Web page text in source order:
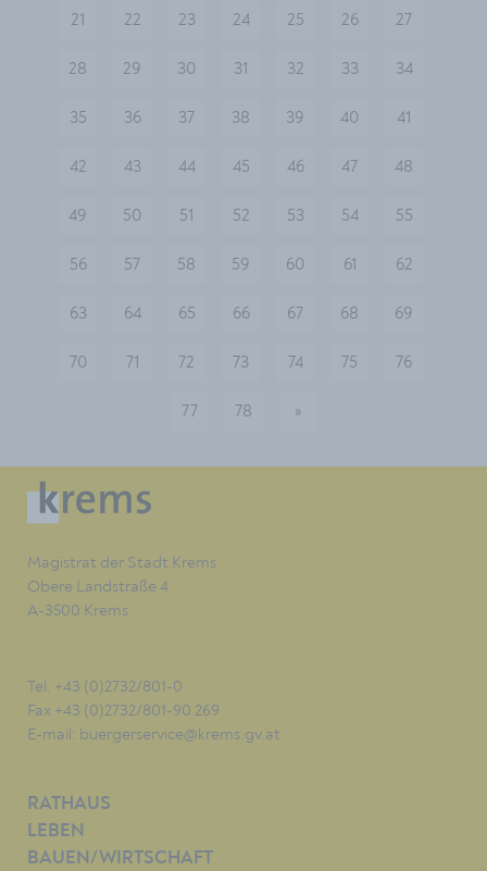
21 22 23 24 25 26 27
28 29 30 31 32 33 34
35 36 37 38 39 40 41
42 43 44 45 46 47 48
49 50 51 52 53 54 55
56 57 58 59 60 61 62
63 64 65 66 67 68 69
70 71 72 73 74 75 76
77 78 »
Magistrat der Stadt Krems
Obere Landstraße 4
A-3500 Krems
Tel. +43 (0)2732/801-0
Fax +43 (0)2732/801-90 269
E-mail: buergerservice@krems.gv.at
RATHAUS
LEBEN
BAUEN/WIRTSCHAFT